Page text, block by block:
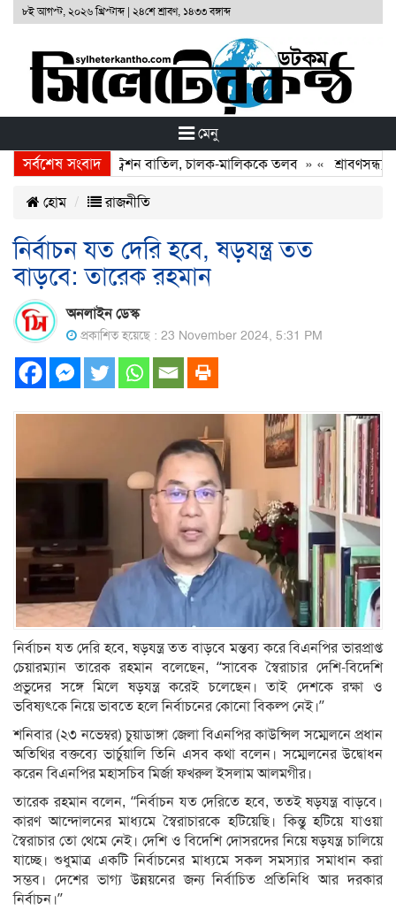
৮ই আগস্ট, ২০২৬ খ্রিস্টাব্দ| ২৪শে শ্রাবণ, ১৪৩৩ বঙ্গাব্দ
মেনু
সর্বশেষ সংবাদ
দুই বাসের রেজিস্ট্রেশন বাতিল, চালক-মালিককে তলব» «শ্রাবণসন্ধ্যায়
হোম রাজনীতি
নির্বাচন যত দেরি হবে, ষড়যন্ত্র তত
বাড়বে: তারেক রহমান
অনলাইন ডেস্ক
প্রকাশিত হয়েছে : 23 November 2024, 5:31 PM
নির্বাচন যত দেরি হবে, ষড়যন্ত্র তত বাড়বে মন্তব্য করে বিএনপির ভারপ্রাপ্ত
চেয়ারম্যান তারেক রহমান বলেছেন, ‘‘সাবেক স্বৈরাচার দেশি-বিদেশি
প্রভুদের সঙ্গে মিলে ষড়যন্ত্র করেই চলেছেন। তাই দেশকে রক্ষা ও
ভবিষ্যৎকে নিয়ে ভাবতে হলে নির্বাচনের কোনো বিকল্প নেই।’’
শনিবার (২৩ নভেম্বর) চুয়াডাঙ্গা জেলা বিএনপির কাউন্সিল সম্মেলনে প্রধান
অতিথির বক্তব্যে ভার্চুয়ালি তিনি এসব কথা বলেন। সম্মেলনের উদ্বোধন
করেন বিএনপির মহাসচিব মির্জা ফখরুল ইসলাম আলমগীর।
তারেক রহমান বলেন, ‘‘নির্বাচন যত দেরিতে হবে, ততই ষড়যন্ত্র বাড়বে।
কারণ আন্দোলনের মাধ্যমে স্বৈরাচারকে হটিয়েছি। কিন্তু হটিয়ে যাওয়া
স্বৈরাচার তো থেমে নেই। দেশি ও বিদেশি দোসরদের নিয়ে ষড়যন্ত্র চালিয়ে
যাচ্ছে। শুধুমাত্র একটি নির্বাচনের মাধ্যমে সকল সমস্যার সমাধান করা
সম্ভব। দেশের ভাগ্য উন্নয়নের জন্য নির্বাচিত প্রতিনিধি আর দরকার
নির্বাচন।’’